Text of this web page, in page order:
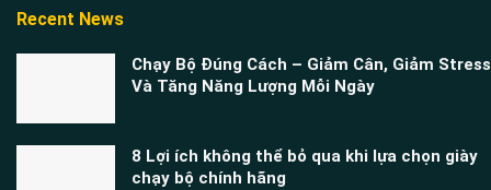
Recent News
Chạy Bộ Đúng Cách – Giảm Cân, Giảm Stress
Và Tăng Năng Lượng Mỗi Ngày
8 Lợi ích không thể bỏ qua khi lựa chọn giày
chạy bộ chính hãng